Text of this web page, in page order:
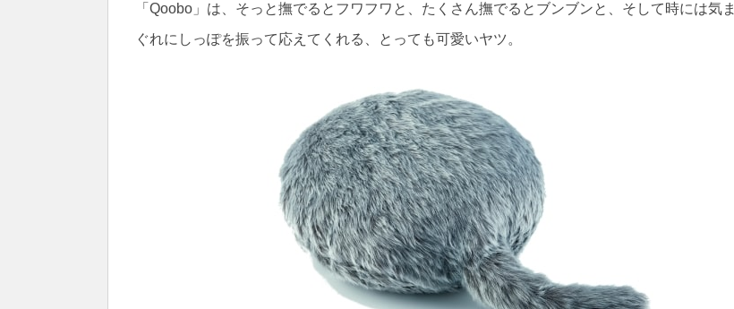
「Qoobo」は、そっと撫でるとフワフワと、たくさん撫でるとブンブンと、そして時には気ま
ぐれにしっぽを振って応えてくれる、とっても可愛いヤツ。